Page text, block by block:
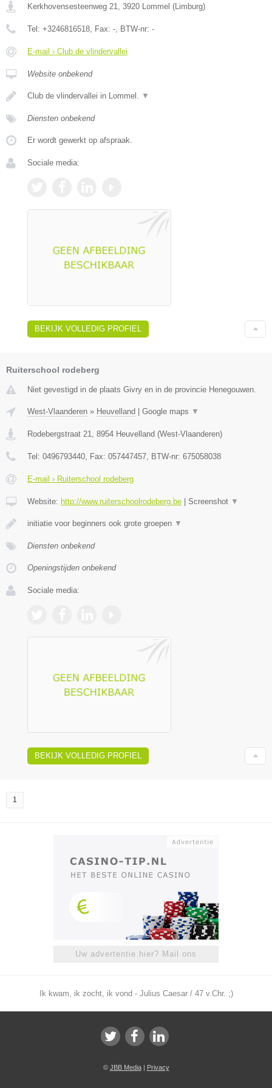
Kerkhovensesteenweg 21 3920 Lommel ( Limburg)
Tel: +3246816518 , Fax: - , BTW-nr: -
E-mail › Club de vlindervallei
Website onbekend
Club de vlindervallei in Lommel. ▼
Diensten onbekend
Er wordt gewerkt op afspraak.
Sociale media:
BEKIJK VOLLEDIG PROFIEL
Ruiterschool rodeberg
Niet gevestigd in de plaats Givry en in de provincie Henegouwen.
West-Vlaanderen » Heuvelland | Google maps ▼
Rodebergstraat 21 8954 Heuvelland (West-Vlaanderen)
Tel: 0496793440 , Fax: 057447457 , BTW-nr: 675058038
E-mail › Ruiterschool rodeberg
Website: http://www.ruiterschoolrodeberg.be | Screenshot ▼
initiatie voor beginners ook grote groepen ▼
Diensten onbekend
Openingstijden onbekend
Sociale media:
BEKIJK VOLLEDIG PROFIEL
1
Uw advertentie hier? Mail ons
Ik kwam, ik zocht, ik vond - Julius Caesar / 47 v.Chr. ;)
© JBB Media| Privacy